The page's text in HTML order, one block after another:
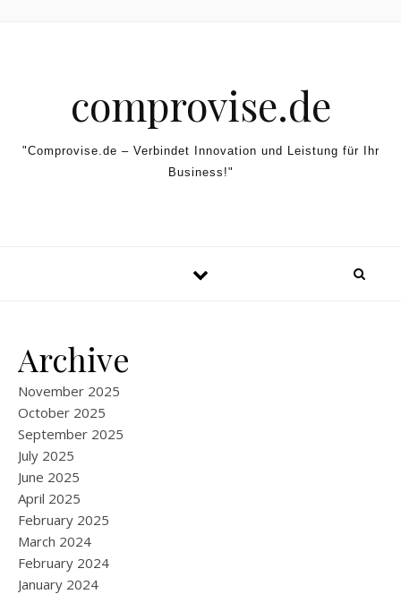
comprovise.de
"Comprovise.de – Verbindet Innovation und Leistung für Ihr
Business!"
Archive
November 2025
October 2025
September 2025
July 2025
June 2025
April 2025
February 2025
March 2024
February 2024
January 2024